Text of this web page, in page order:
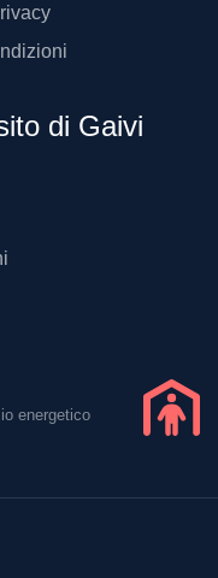
di Gaivi
energetico